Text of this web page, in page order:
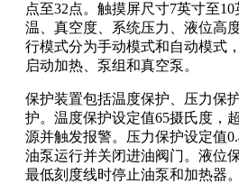
点至32点。触摸屏尺寸7英寸至
温、真空度、系统压力、液位高
行模式分为手动模式和自动模式
启动加热、泵组和真空泵。
保护装置包括温度保护、压力保
护。温度保护设定值65摄氏度，
源并触发报警。压力保护设定值
油泵运行并关闭进油阀门。液位
最低刻度线时停止油泵和加热器